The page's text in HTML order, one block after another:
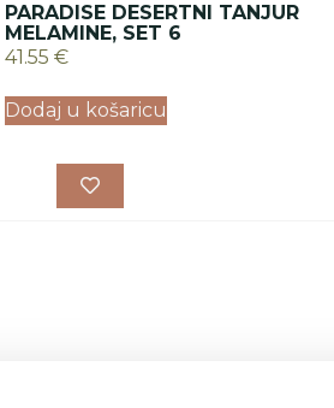
PARADISE DESERTNI TANJUR
MELAMINE, SET 6
41.55 €
Dodaj u košaricu